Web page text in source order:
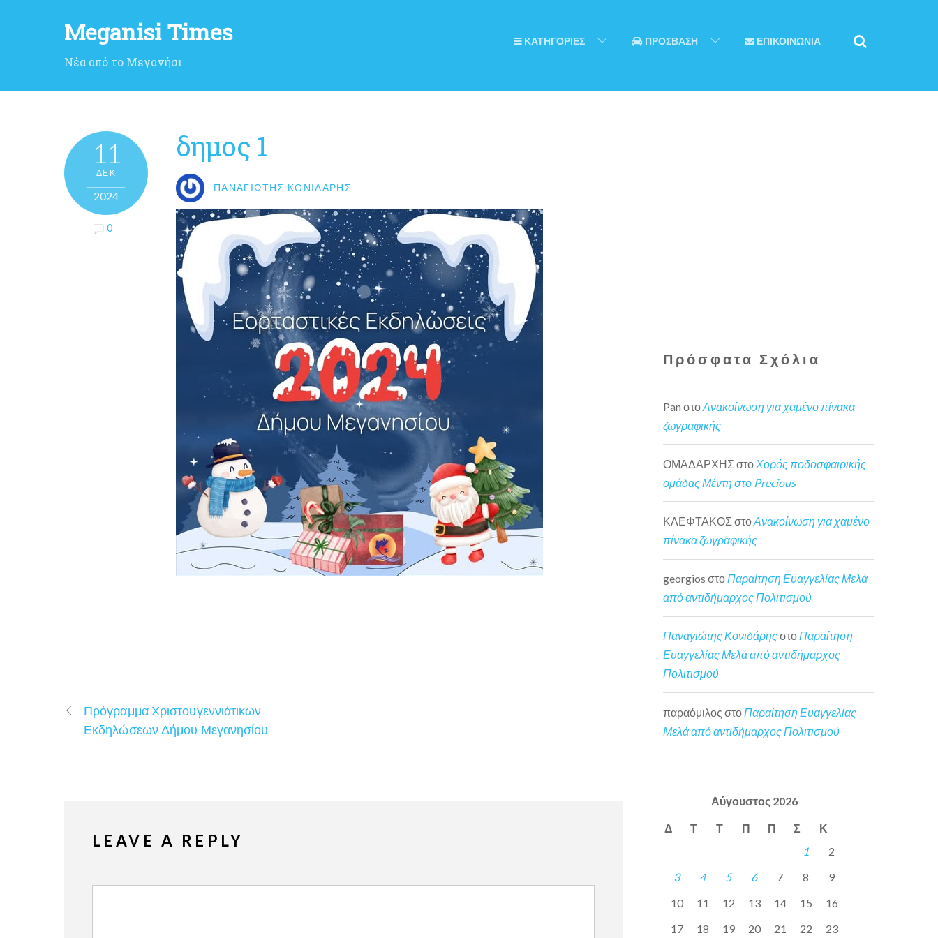
Meganisi Times
Νέα από το Μεγανήσι
ΚΑΤΗΓΟΡΙΕΣ ΠΡΟΣΒΑΣΗ ΕΠΙΚΟΙΝΩΝΙΑ
11
ΔΕΚ
2024
0
δημος 1
ΠΑΝΑΓΙΏΤΗΣ ΚΟΝΙΔΆΡΗΣ
Πρόγραμμα Χριστουγεννιάτικων
Εκδηλώσεων Δήμου Μεγανησίου
LEAVE A REPLY
Πρόσφατα Σχόλια
Pan στοΑνακοίνωση για χαμένο πίνακα
ζωγραφικής
ΟΜΑΔΑΡΧΗΣ στο Χορός ποδοσφαιρικής
ομάδας Μέντη στο Precious
ΚΛΕΦΤΑΚΟΣ στοΑνακοίνωση για χαμένο
πίνακα ζωγραφικής
georgios στοΠαραίτηση Ευαγγελίας Μελά
από αντιδήμαρχος Πολιτισμού
Παναγιώτης ΚονιδάρηςστοΠαραίτηση
Ευαγγελίας Μελά από αντιδήμαρχος
Πολιτισμού
παραόμιλος στο Παραίτηση Ευαγγελίας
Μελά από αντιδήμαρχος Πολιτισμού
Αύγουστος 2026
Δ Τ Τ Π Π Σ
Κ
1
2
3
4 5 6 7 8
9
10
11 12 13 14 15
16
17
18 19 20 21 22 23